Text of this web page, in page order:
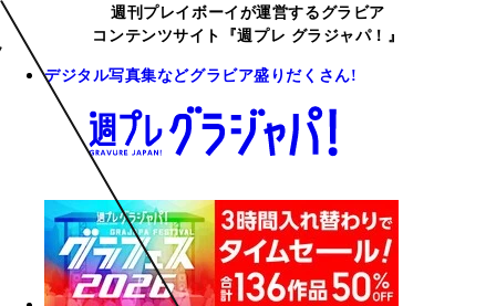
週刊プレイボーイが運営するグラビア
コンテンツサイト『週プレ グラジャパ！』
デジタル写真集などグラビア盛りだくさん!